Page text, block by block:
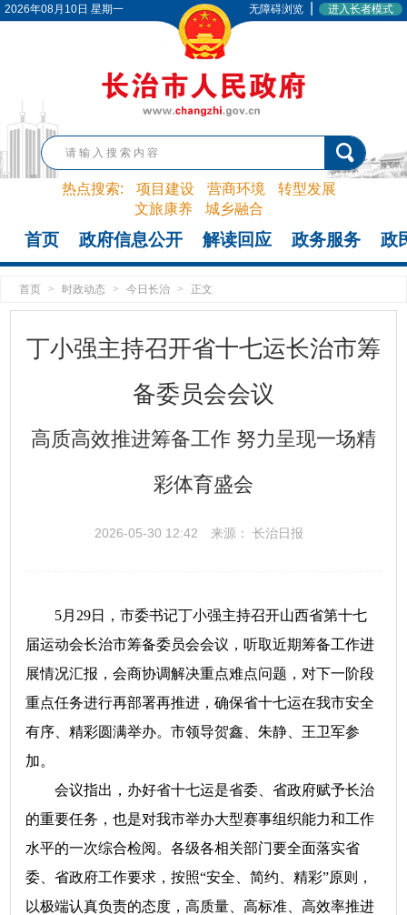
2026年08月10日 星期一 无障碍浏览 进入长者模式
热点搜索: 项目建设 营商环境
转型发展
文旅康养
城乡融合
首页 政府信息公开 解读回应 政务服务 政
首页 > 时政动态 > 今日长治 > 正文
丁小强主持召开省十七运长治市筹
备委员会会议
高质高效推进筹备工作 努力呈现一场精
彩体育盛会
2026-05-30 12:42 来源： 长治日报
5月29日，市委书记丁小强主持召开山西省第十七
届运动会长治市筹备委员会会议，听取近期筹备工作进
展情况汇报，会商协调解决重点难点问题，对下一阶段
重点任务进行再部署再推进，确保省十七运在我市安全
有序、精彩圆满举办。市领导贺鑫、朱静、王卫军参
加。
会议指出，办好省十七运是省委、省政府赋予长治
的重要任务，也是对我市举办大型赛事组织能力和工作
水平的一次综合检阅。各级各相关部门要全面落实省
委、省政府工作要求，按照“安全、简约、精彩”原则，
以极端认真负责的态度，高质量、高标准、高效率推进